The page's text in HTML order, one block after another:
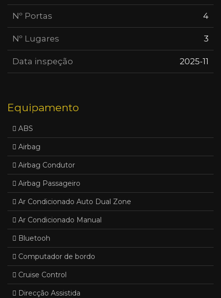
Nº Portas 4
Nº Lugares 3
Data inspeção 2025-11
Equipamento
ABS
Airbag
Airbag Condutor
Airbag Passageiro
Ar Condicionado Auto Dual Zone
Ar Condicionado Manual
Bluetooh
Computador de bordo
Cruise Control
Direcção Assistida